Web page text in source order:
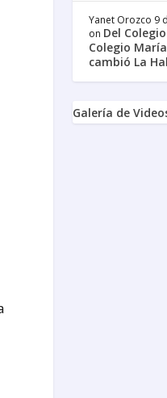
Yanet Orozco 9
on Del
Colegio
cambió La
Galería de